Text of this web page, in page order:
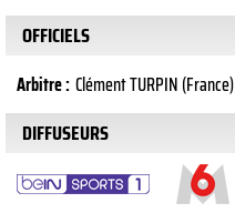
OFFICIELS
Arbitre : Clément TURPIN (France)
DIFFUSEURS